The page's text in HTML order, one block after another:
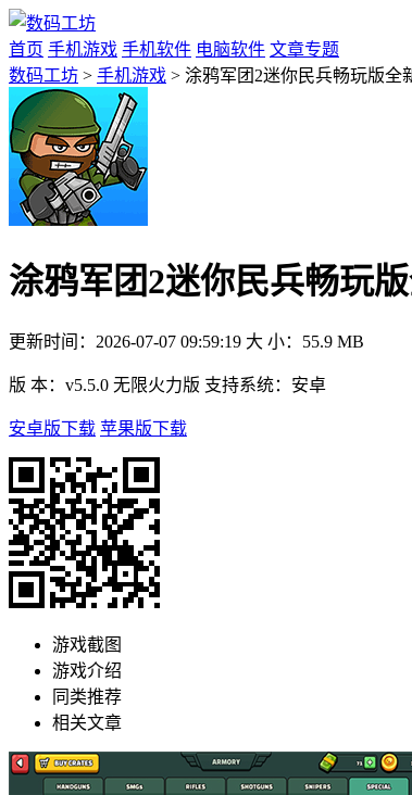
首页 手机游戏 手机软件 电脑软件 文章专题
数码工坊 > 手机游戏 > 涂鸦军团2迷你民兵畅玩版全
涂鸦军团2迷你民兵畅玩
更新时间： 2026-07-07 09:59:19 大 小： 55.9 MB
版 本： v5.5.0 无限火力版 支持系统： 安卓
安卓版下载 苹果版下载
游戏截图
游戏介绍
同类推荐
相关文章